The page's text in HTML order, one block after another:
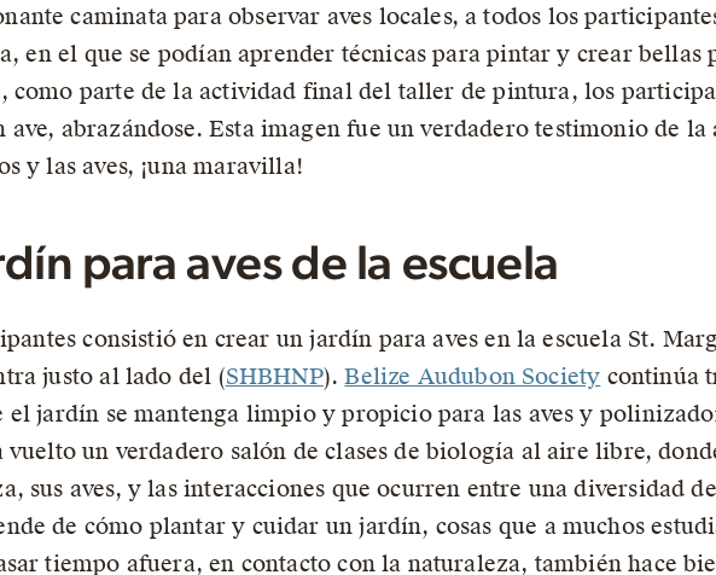
caminata para observar aves locales, a todos los
en el que se podían aprender técnicas para pintar y crear bellas
como parte de la actividad final del taller de pintura, los
abrazándose. Esta imagen fue un verdadero testimonio de la
y las aves, ¡una maravilla!
para aves de la escuela
consistió en crear un jardín para aves en la escuela St.
justo al lado del (SHBHNP).Belize Audubon Society continúa
el jardín se mantenga limpio y propicio para las aves y
vuelto un verdadero salón de clases de biología al aire libre,
sus aves, y las interacciones que ocurren entre una diversidad
de cómo plantar y cuidar un jardín, cosas que a muchos
tiempo afuera, en contacto con la naturaleza, también hace